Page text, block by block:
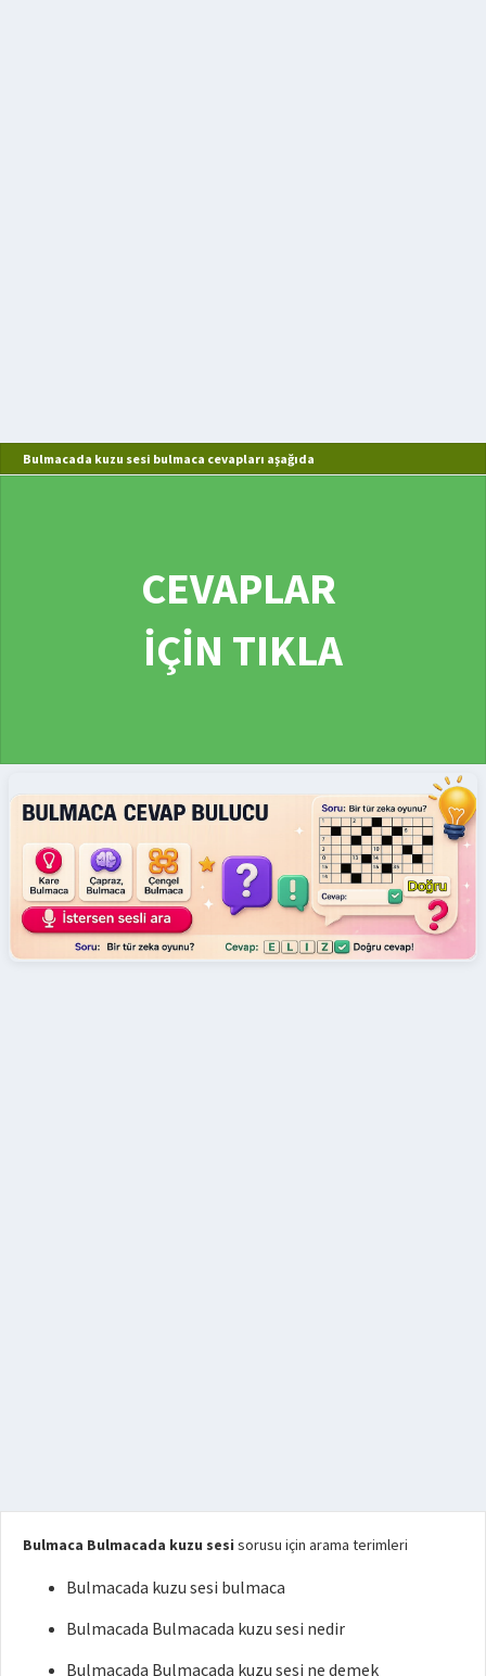
Bulmacada kuzu sesi bulmaca cevapları aşağıda
CEVAPLAR
İÇİN TIKLA
Bulmaca Bulmacada kuzu sesi sorusu için arama terimleri
Bulmacada kuzu sesi bulmaca
Bulmacada Bulmacada kuzu sesi nedir
Bulmacada Bulmacada kuzu sesi ne demek